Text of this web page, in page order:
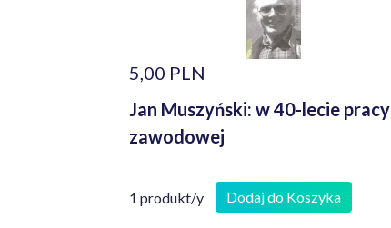
5,00 PLN
Jan Muszyński: w 40-lecie pracy
zawodowej
1 produkt/y Dodaj do Koszyka